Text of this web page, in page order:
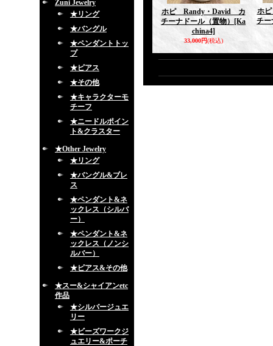
Zuni Jewelry
★リング
★バングル
★ペンダントトッ
プ
★ピアス
★その他
★キャラクターモ
チーフ
★ニードルポイン
ト&クラスター
★Other Jewelry
★リング
★バングル&ブレ
ス
★ペンダント&ネ
ックレス（シルバ
ー）
★ペンダント&ネ
ックレス（ノンシ
ルバー）
★ピアス&その他
★スー&シャイアンetc
作品
★シルバージュエ
リー
★ビーズワークジ
ュエリー&ポーチ
ホピ Randy・David カ
チーナドール（置物）
[Ka
china4]
33,000円(税込)
ホ
チー